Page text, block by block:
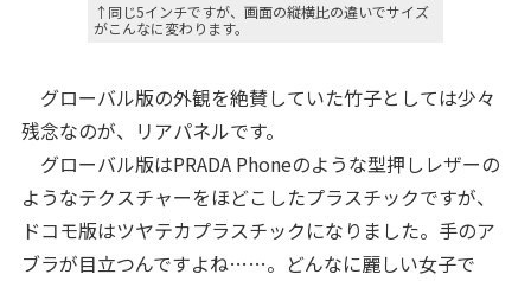
↑同じ5インチですが、画面の縦横比の違いでサイズ
がこんなに変わります。
グローバル版の外観を絶賛していた竹子としては少々
残念なのが、リアパネルです。
グローバル版はPRADA Phoneのような型押しレザーの
ようなテクスチャーをほどこしたプラスチックですが、
ドコモ版はツヤテカプラスチックになりました。手のア
ブラが目立つんですよね……。どんなに麗しい女子で